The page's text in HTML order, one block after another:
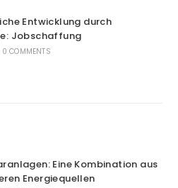
Entwicklung durch
Jobschaffung
0 COMMENTS
Eine Kombination aus
Energiequellen